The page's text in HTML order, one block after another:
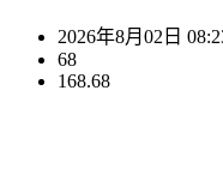
2026年8月02日
68
168.68